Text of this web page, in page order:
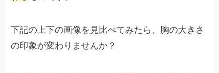
下記の上下の画像を見比べてみたら、胸の大きさ
の印象が変わりませんか？